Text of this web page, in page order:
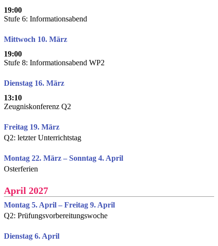
19:00
Stufe 6: Informationsabend
Mittwoch 10. März
19:00
Stufe 8: Informationsabend WP2
Dienstag 16. März
13:10
Zeugniskonferenz Q2
Freitag 19. März
Q2: letzter Unterrichtstag
Montag 22. März – Sonntag 4. April
Osterferien
April 2027
Montag 5. April – Freitag 9. April
Q2: Prüfungsvorbereitungswoche
Dienstag 6. April